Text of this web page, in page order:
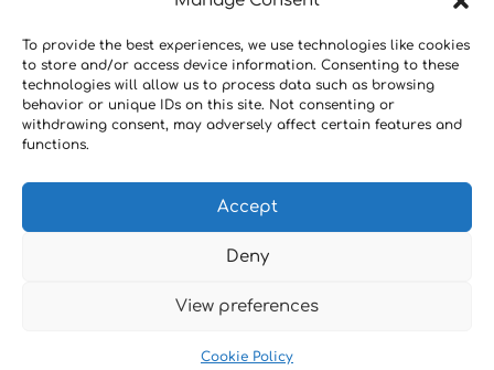
To provide the best experiences, we use technologies like cookies
to store and/or access device information. Consenting to these
technologies will allow us to process data such as browsing
behavior or unique IDs on this site. Not consenting or
withdrawing consent, may adversely affect certain features and
functions.
Accept
Deny
View preferences
Cookie Policy
Föstudaga frá kl. 08:00-17:00
Laugardagar frá kl. 11:00-15:00